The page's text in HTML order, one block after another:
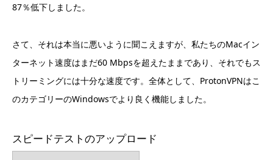
87％低下しました。
さて、それは本当に悪いように聞こえますが、私たちのMacイン
ターネット速度はまだ60 Mbpsを超えたままであり、それでもス
トリーミングには十分な速度です。全体として、ProtonVPNはこ
のカテゴリーのWindowsでより良く機能しました。
スピードテストのアップロード